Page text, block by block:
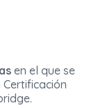
en el que se